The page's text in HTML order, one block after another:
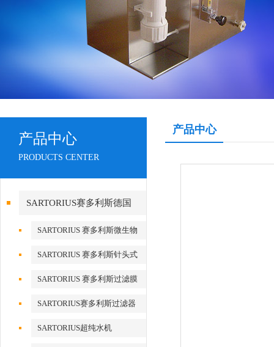
产品中心
PRODUCTS CENTER
SARTORIUS赛多利斯德国
SARTORIUS 赛多利斯微生物
SARTORIUS 赛多利斯针头式
SARTORIUS 赛多利斯过滤膜
SARTORIUS赛多利斯过滤器
SARTORIUS超纯水机
产品中心